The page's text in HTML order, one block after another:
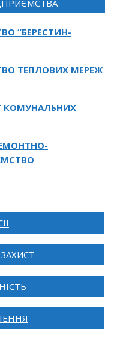
“БЕРЕСТИН-
ТЕПЛОВИХ МЕРЕЖ
КОМУНАЛЬНИХ